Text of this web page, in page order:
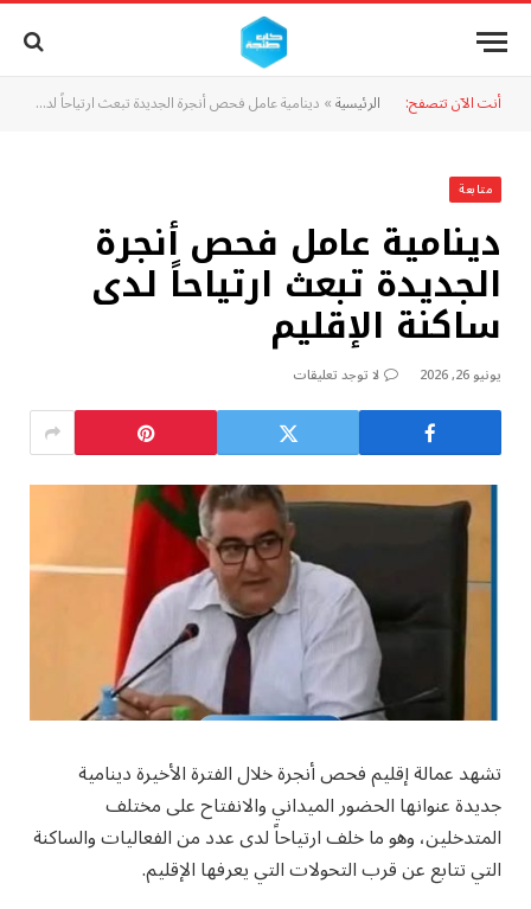
أنت الآن تتصفح: الرئيسية» دينامية عامل فحص أنجرة الجديدة تبعث ارتياحاً لدى ساكنة الإقليم
متابعة
دينامية عامل فحص أنجرة
الجديدة تبعث ارتياحاً لدى
ساكنة الإقليم
يونيو 26, 2026 لا توجد تعليقات
تشهد عمالة إقليم فحص أنجرة خلال الفترة الأخيرة دينامية
جديدة عنوانها الحضور الميداني والانفتاح على مختلف
المتدخلين، وهو ما خلف ارتياحاً لدى عدد من الفعاليات والساكنة
التي تتابع عن قرب التحولات التي يعرفها الإقليم.